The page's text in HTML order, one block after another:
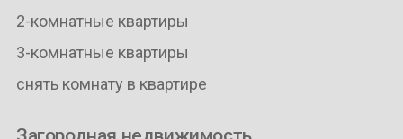
2-комнатные квартиры
3-комнатные квартиры
снять комнату в квартире